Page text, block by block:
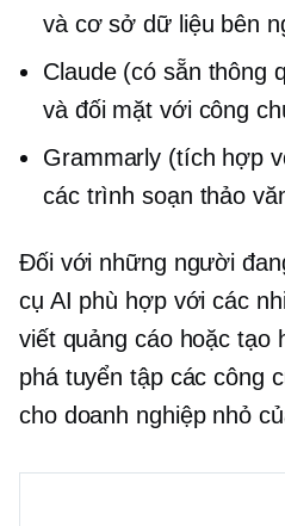
và cơ sở dữ liệu bên
Claude (có sẵn thông
và đối mặt với công
Grammarly (tích hợp
các trình soạn thảo
Đối với những người
cụ AI phù hợp với các
viết quảng cáo hoặc tạo
phá tuyển tập các công
cho doanh nghiệp nhỏ